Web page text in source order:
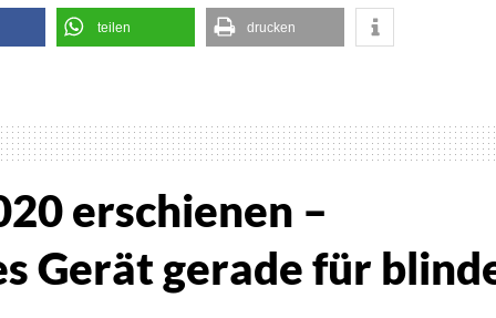
teilen drucken
erschienen –
Gerät gerade für